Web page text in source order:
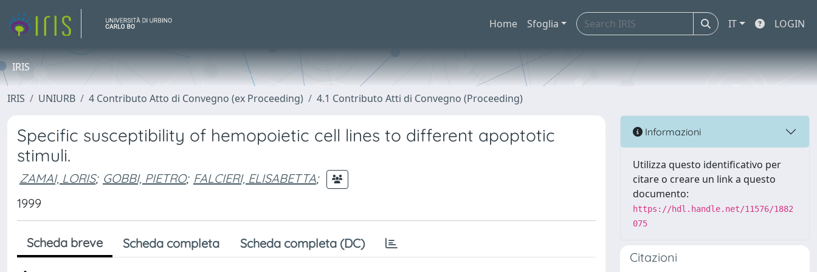
Home Sfoglia IT LOGIN
IRIS
IRIS UNIURB 4 Contributo Atto di Convegno (ex Proceeding) 4.1 Contributo Atti di Convegno (Proceeding)
Specific susceptibility of hemopoietic cell lines to different apoptotic
stimuli.
ZAMAI, LORIS; GOBBI, PIETRO; FALCIERI, ELISABETTA;
1999
Scheda breve Scheda completa Scheda completa (DC)
Informazioni
Utilizza questo identificativo per
citare o creare un link a questo
documento:
https://hdl.handle.net/11576/1882
075
Citazioni